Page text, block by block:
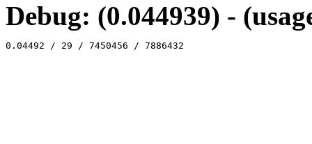
Debug: (0.044939) -
0.04492 / 29 / 7450456 / 7886432